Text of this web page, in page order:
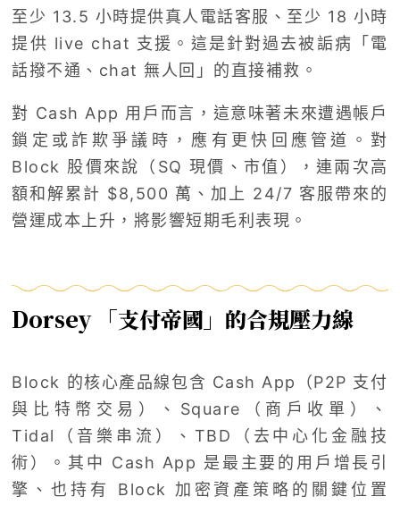
至少 13.5 小時提供真人電話客服、至少 18 小時
提供 live chat 支援。這是針對過去被詬病「電
話撥不通、chat 無人回」的直接補救。
對 Cash App 用戶而言，這意味著未來遭遇帳戶
鎖定或詐欺爭議時，應有更快回應管道。對
Block 股價來說（SQ 現價、市值），連兩次高
額和解累計 $8,500 萬、加上 24/7 客服帶來的
營運成本上升，將影響短期毛利表現。
Dorsey 「支付帝國」的合規壓力線
Block 的核心產品線包含 Cash App（P2P 支付
與比特幣交易）、Square（商戶收單）、
Tidal（音樂串流）、TBD（去中心化金融技
術）。其中 Cash App 是最主要的用戶增長引
擎、也持有 Block 加密資產策略的關鍵位置